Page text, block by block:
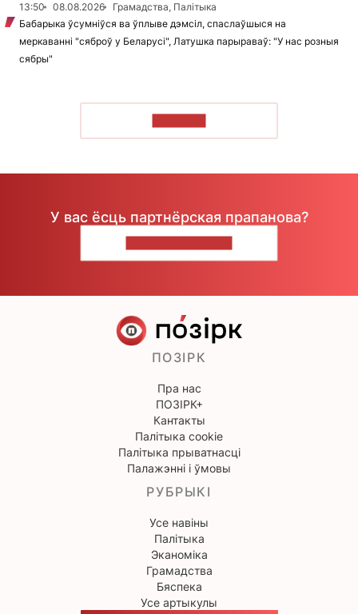
13:50
08.08.2026
Грамадства, Палітыка
Бабарыка ўсумніўся ва ўплыве дэмсіл, спаслаўшыся на
меркаванні "сяброў у Беларусі", Латушка парыраваў: "У нас розныя
сябры"
У вас ёсць партнёрская прапанова?
ПОЗІРК
Пра нас
ПОЗІРК+
Кантакты
Палітыка cookie
Палітыка прыватнасці
Палажэнні і ўмовы
РУБРЫКІ
Усе навіны
Палітыка
Эканоміка
Грамадства
Бяспека
Усе артыкулы